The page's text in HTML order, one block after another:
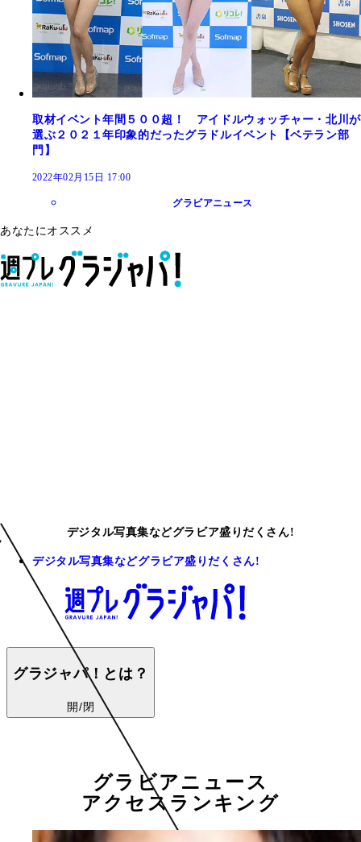
取材イベント年間５００超！ アイドルウォッチャー・北川が
選ぶ２０２１年印象的だったグラドルイベント【ベテラン部
門】
2022年02月15日 17:00
グラビアニュース
あなたにオススメ
デジタル写真集などグラビア盛りだくさん!
デジタル写真集などグラビア盛りだくさん!
グラジャパ！とは？
開/閉
グラビアニュース
アクセスランキング